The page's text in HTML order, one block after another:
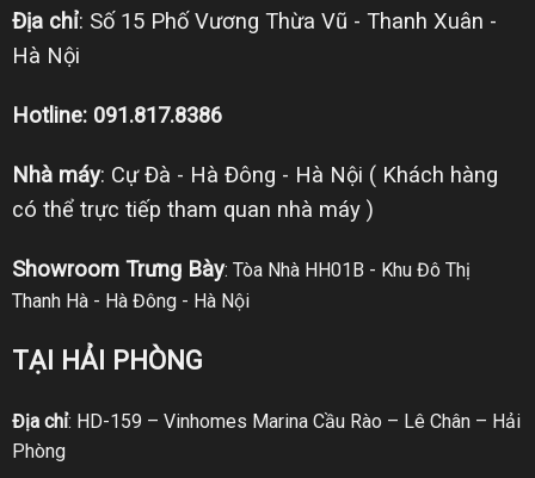
Địa chỉ: Số 15 Phố Vương Thừa Vũ - Thanh Xuân -
Hà Nội
Hotline: 091.817.8386
Nhà máy: Cự Đà - Hà Đông - Hà Nội ( Khách hàng
có thể trực tiếp tham quan nhà máy )
Showroom Trưng Bày: Tòa Nhà HH01B - Khu Đô Thị
Thanh Hà - Hà Đông - Hà Nội
TẠI HẢI PHÒNG
Địa chỉ: HD-159 – Vinhomes Marina Cầu Rào – Lê Chân – Hải
Phòng